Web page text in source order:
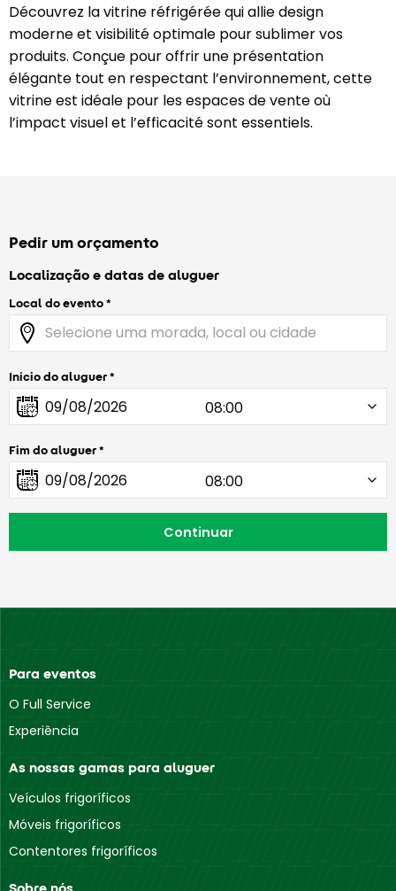
Découvrez la vitrine réfrigérée qui allie design
moderne et visibilité optimale pour sublimer vos
produits. Conçue pour offrir une présentation
élégante tout en respectant l’environnement, cette
vitrine est idéale pour les espaces de vente où
l’impact visuel et l’efficacité sont essentiels.
Pedir um orçamento
Localização e datas de aluguer
Local do evento
Início do aluguer
Fim do aluguer
Para eventos
O Full Service
Experiência
As nossas gamas para aluguer
Veículos frigoríficos
Móveis frigoríficos
Contentores frigoríficos